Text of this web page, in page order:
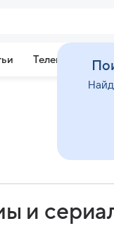
Телепрограмма
и